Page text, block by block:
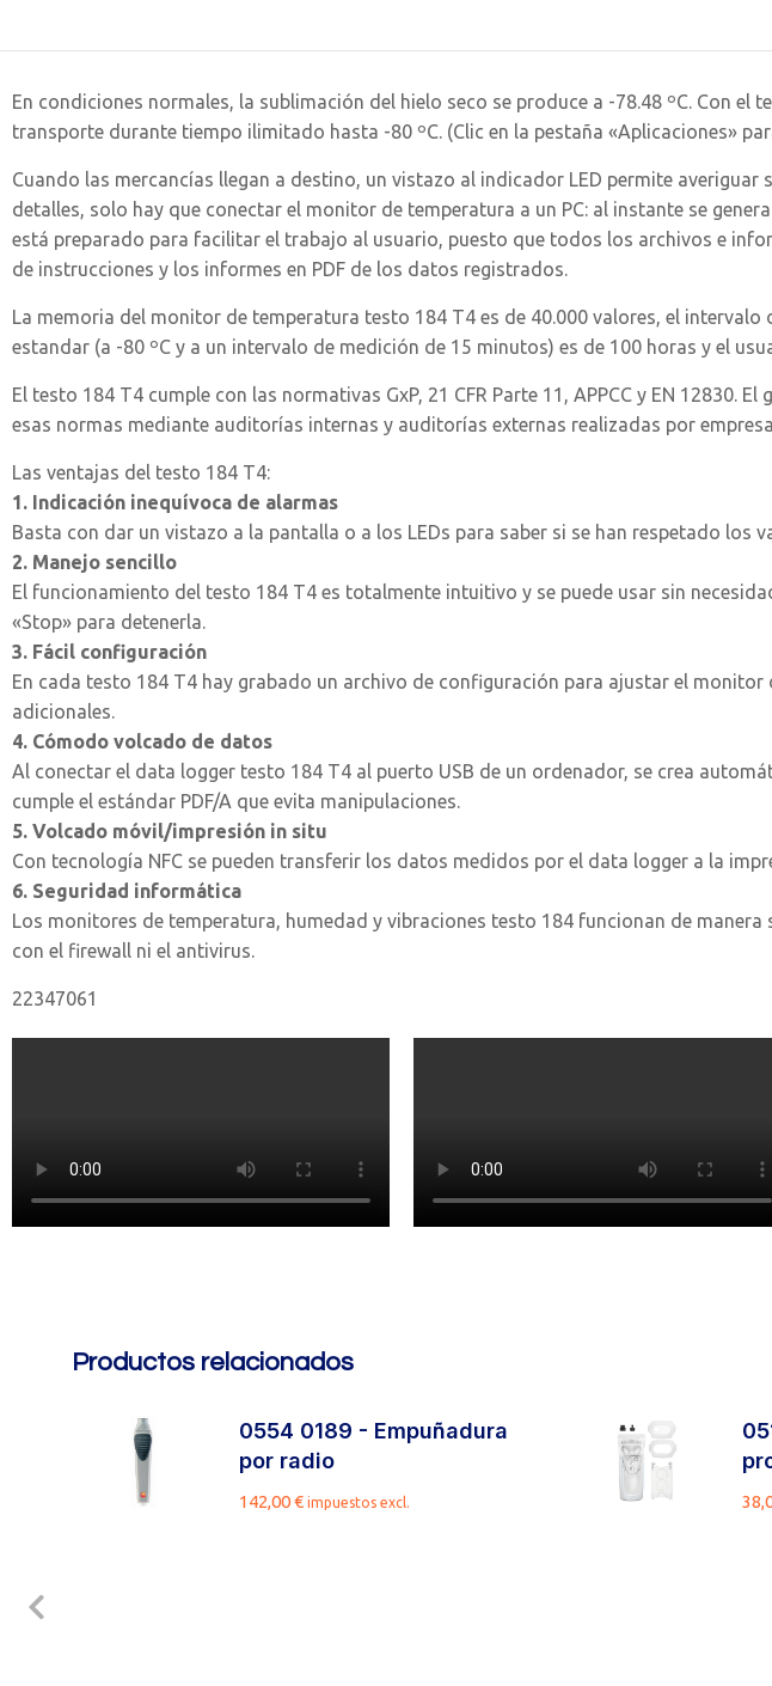
En condiciones normales, la sublimación del hielo seco se produce a -78.48 ºC. Con
transporte durante tiempo ilimitado hasta -80 ºC. (Clic en la pestaña «Aplicaciones»
Cuando las mercancías llegan a destino, un vistazo al indicador LED permite
detalles, solo hay que conectar el monitor de temperatura a un PC: al instante se
está preparado para facilitar el trabajo al usuario, puesto que todos los archivos e
de instrucciones y los informes en PDF de los datos registrados.
La memoria del monitor de temperatura testo 184 T4 es de 40.000 valores, el
estandar (a -80 ºC y a un intervalo de medición de 15 minutos) es de 100 horas y el
El testo 184 T4 cumple con las normativas GxP, 21 CFR Parte 11, APPCC y EN 12830.
esas normas mediante auditorías internas y auditorías externas realizadas por
Las ventajas del testo 184 T4:
1. Indicación inequívoca de alarmas
Basta con dar un vistazo a la pantalla o a los LEDs para saber si se han respetado los
2. Manejo sencillo
El funcionamiento del testo 184 T4 es totalmente intuitivo y se puede usar sin
«Stop» para detenerla.
3. Fácil configuración
En cada testo 184 T4 hay grabado un archivo de configuración para ajustar el
adicionales.
4. Cómodo volcado de datos
Al conectar el data logger testo 184 T4 al puerto USB de un ordenador, se crea
cumple el estándar PDF/A que evita manipulaciones.
5. Volcado móvil/impresión in situ
Con tecnología NFC se pueden transferir los datos medidos por el data logger a la
6. Seguridad informática
Los monitores de temperatura, humedad y vibraciones testo 184 funcionan de
con el firewall ni el antivirus.
22347061
Productos relacionados
0554 0189 - Empuñadura
por radio
142,00€ impuestos excl.